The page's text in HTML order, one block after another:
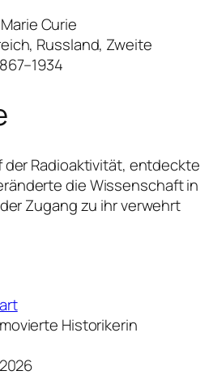
Marie Curie
Russland, Zweite
der Radioaktivität, entdeckte
die Wissenschaft in
Zugang zu ihr verwehrt
Historikerin